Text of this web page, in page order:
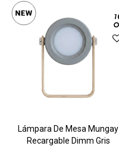
Lámpara De Mesa Mungay
Recargable Dimm Gris